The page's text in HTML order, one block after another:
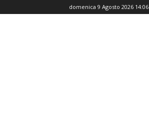
domenica 9 Agosto 2026 14:06